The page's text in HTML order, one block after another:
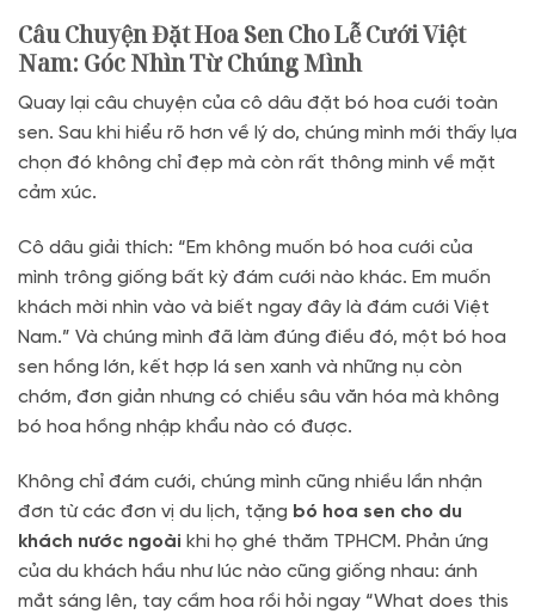
Câu Chuyện Đặt Hoa Sen Cho Lễ Cưới Việt
Nam: Góc Nhìn Từ Chúng Mình
Quay lại câu chuyện của cô dâu đặt bó hoa cưới toàn
sen. Sau khi hiểu rõ hơn về lý do, chúng mình mới thấy lựa
chọn đó không chỉ đẹp mà còn rất thông minh về mặt
cảm xúc.
Cô dâu giải thích: “Em không muốn bó hoa cưới của
mình trông giống bất kỳ đám cưới nào khác. Em muốn
khách mời nhìn vào và biết ngay đây là đám cưới Việt
Nam.” Và chúng mình đã làm đúng điều đó, một bó hoa
sen hồng lớn, kết hợp lá sen xanh và những nụ còn
chớm, đơn giản nhưng có chiều sâu văn hóa mà không
bó hoa hồng nhập khẩu nào có được.
Không chỉ đám cưới, chúng mình cũng nhiều lần nhận
đơn từ các đơn vị du lịch, tặng bó hoa sen cho du
khách nước ngoài khi họ ghé thăm TPHCM. Phản ứng
của du khách hầu như lúc nào cũng giống nhau: ánh
mắt sáng lên, tay cầm hoa rồi hỏi ngay “What does this